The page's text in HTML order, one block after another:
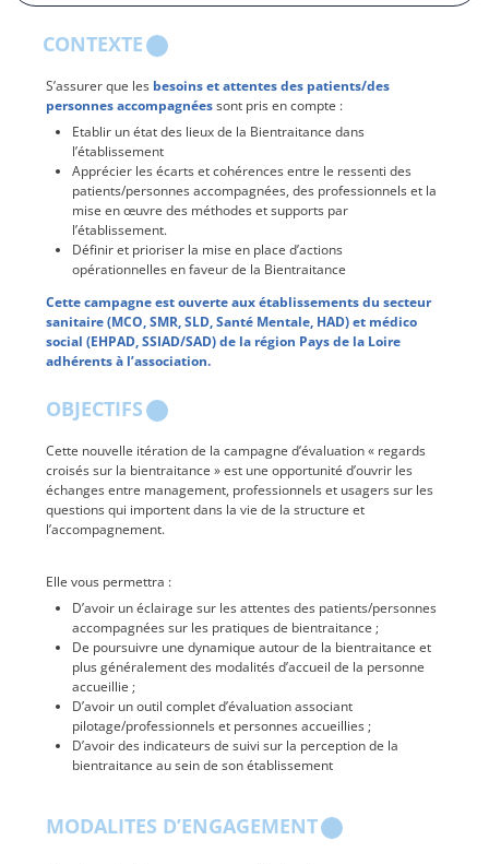
CONTEXTE
S’assurer que les besoins et attentes des patients/des
personnes accompagnéessont pris en compte :
Etablir un état des lieux de la Bientraitance dans
l’établissement
Apprécier les écarts et cohérences entre le ressenti des
patients/personnes accompagnées, des professionnels et la
mise en œuvre des méthodes et supports par
l’établissement.
Définir et prioriser la mise en place d’actions
opérationnelles en faveur de la Bientraitance
Cette campagne est ouverte aux établissements du secteur
sanitaire (MCO, SMR, SLD, Santé Mentale, HAD) et médico
social (EHPAD, SSIAD/SAD) de la région Pays de la Loire
adhérents à l’association.
OBJECTIFS
Cette nouvelle itération de la campagne d’évaluation « regards
croisés sur la bientraitance » est une opportunité d’ouvrir les
échanges entre management, professionnels et usagers sur les
questions qui importent dans la vie de la structure et
l’accompagnement.
Elle vous permettra :
D’avoir un éclairage sur les attentes des patients/personnes
accompagnées sur les pratiques de bientraitance ;
De poursuivre une dynamique autour de la bientraitance et
plus généralement des modalités d’accueil de la personne
accueillie ;
D’avoir un outil complet d’évaluation associant
pilotage/professionnels et personnes accueillies ;
D’avoir des indicateurs de suivi sur la perception de la
bientraitance au sein de son établissement
MODALITES D’ENGAGEMENT